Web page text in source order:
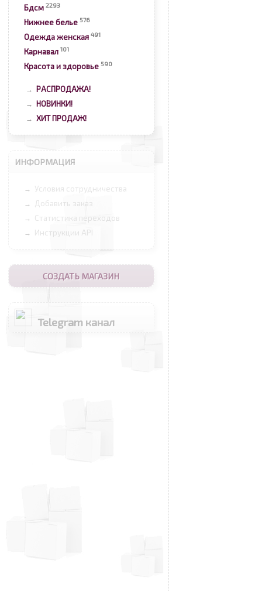
Бдсм 2293
Нижнее белье 576
Одежда женская 491
Карнавал 101
Красота и здоровье 590
→ РАСПРОДАЖА!
→ НОВИНКИ!
→ ХИТ ПРОДАЖ!
ИНФОРМАЦИЯ
→ Условия сотрудничества
→ Добавить заказ
→ Статистика переходов
→ Инструкции API
СОЗДАТЬ МАГАЗИН
Telegram канал